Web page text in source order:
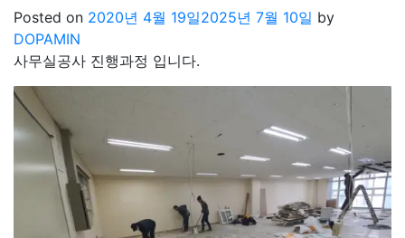
Posted on 2020년 4월 19일2025년 7월 10일 by
DOPAMIN
사무실공사 진행과정 입니다.